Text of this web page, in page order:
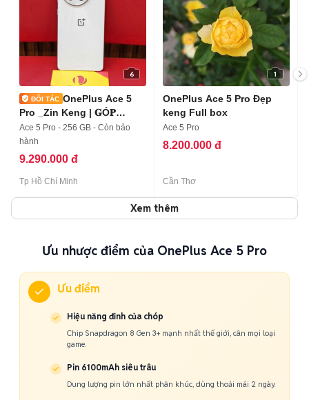
6
OnePlus Ace 5
Pro _Zin Keng | 𝐆Ó𝐏
𝐎𝐍𝐋𝐈𝐍𝐄
Ace 5 Pro - 256 GB - Còn bảo
hành
9.290.000 đ
Tp Hồ Chí Minh
1
OnePlus Ace 5 Pro Đẹp
keng Full box
Ace 5 Pro
8.200.000 đ
Cần Thơ
Xem thêm
Ưu nhược điểm của OnePlus Ace 5 Pro
Ưu điểm
Hiệu năng đỉnh của chóp
Chip Snapdragon 8 Gen 3+ mạnh nhất thế giới, cân mọi loại
game.
Pin 6100mAh siêu trâu
Dung lượng pin lớn nhất phân khúc, dùng thoải mái 2 ngày.